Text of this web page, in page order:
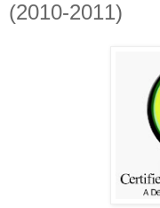
(2010-2011)